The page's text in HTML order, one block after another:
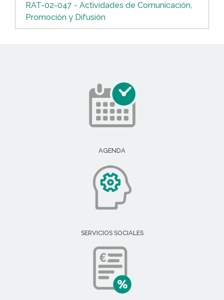
RAT-02-047 - Actividades de Comunicación,
Promoción y Difusión
AGENDA
SERVICIOS SOCIALES